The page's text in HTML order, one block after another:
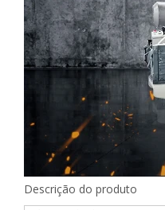
Descrição do produto